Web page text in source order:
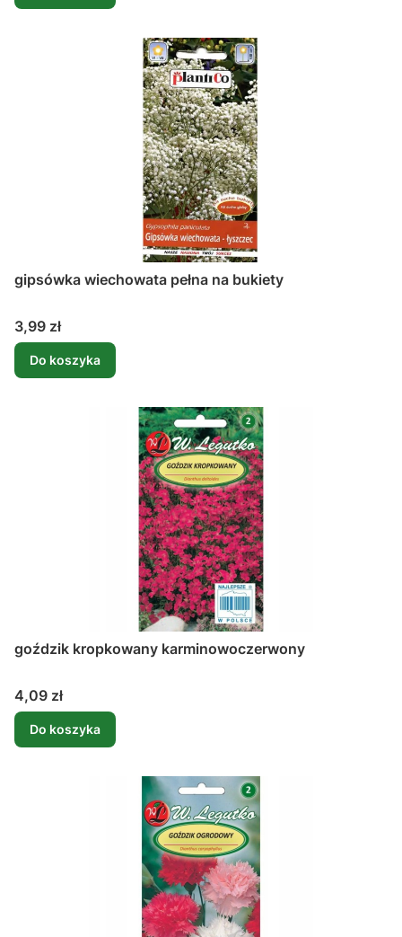
gipsówka wiechowata pełna na bukiety
Cena
3,99 zł
Do koszyka
goździk kropkowany karminowoczerwony
Cena
4,09 zł
Do koszyka